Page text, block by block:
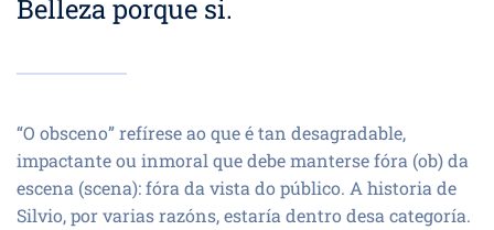
Belleza porque si.
“O obsceno” refírese ao que é tan desagradable,
impactante ou inmoral que debe manterse fóra (ob) da
escena (scena): fóra da vista do público. A historia de
Silvio, por varias razóns, estaría dentro desa categoría.